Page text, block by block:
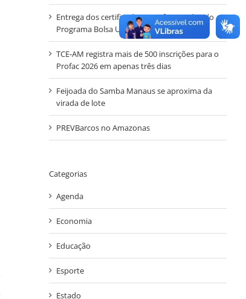
Entrega dos certificados para formandos do
Programa Bolsa Universidade
TCE-AM registra mais de 500 inscrições para o
Profac 2026 em apenas três dias
Feijoada do Samba Manaus se aproxima da
virada de lote
PREVBarcos no Amazonas
Categorias
Agenda
Economia
Educação
Esporte
Estado